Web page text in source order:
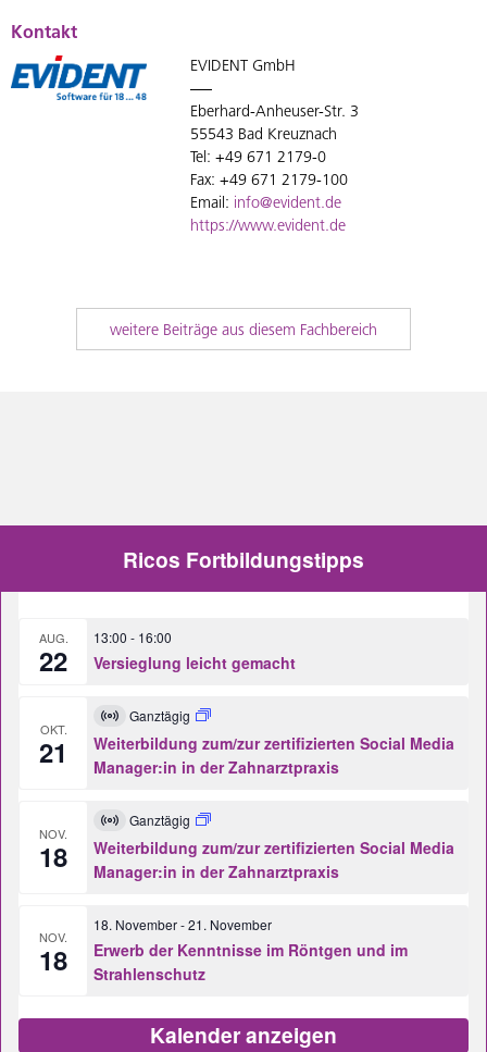
Kontakt
EVIDENT GmbH
Eberhard-Anheuser-Str. 3
55543 Bad Kreuznach
Tel: +49 671 2179-0
Fax: +49 671 2179-100
Email: info@evident.de
https://www.evident.de
weitere Beiträge aus diesem Fachbereich
Ricos Fortbildungstipps
AUG.
22
13:00 - 16:00
Versieglung leicht gemacht
OKT.
21
Virtuell
Veranstaltung
Ganztägig
Weiterbildung zum/zur zertifizierten Social Media
Manager:in in der Zahnarztpraxis
NOV.
18
Virtuell
Veranstaltung
Ganztägig
Weiterbildung zum/zur zertifizierten Social Media
Manager:in in der Zahnarztpraxis
NOV.
18
18. November-21. November
Erwerb der Kenntnisse im Röntgen und im
Strahlenschutz
Kalender anzeigen